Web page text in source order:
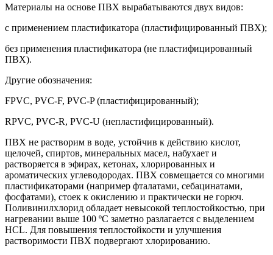
Материалы на основе ПВХ вырабатываются двух видов:
с применением пластификатора (пластифицированный ПВХ);
без применения пластификатора (не пластифицированный
ПВХ).
Другие обозначения:
FPVC, PVC-F, PVC-P (пластифицированный);
RPVC, PVC-R, PVC-U (непластифицированный).
ПВХ не растворим в воде, устойчив к действию кислот,
щелочей, спиртов, минеральных масел, набухает и
растворяется в эфирах, кетонах, хлорированных и
ароматических углеводородах. ПВХ совмещается со многими
пластификаторами (например фталатами, себацинатами,
фосфатами), стоек к окислению и практически не горюч.
Поливинилхлорид обладает невысокой теплостойкостью, при
нагревании выше 100 ºС заметно разлагается с выделением
HCL. Для повышения теплостойкости и улучшения
растворимости ПВХ подвергают хлорированию.